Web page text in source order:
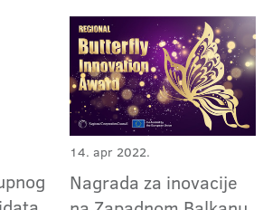
14. apr 2022.
Nagrada za inovacije